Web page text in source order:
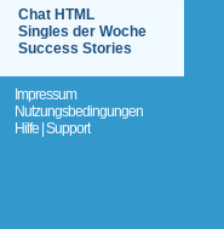
Chat HTML
Singles der Woche
Success Stories
Impressum
Nutzungsbedingungen
Hilfe | Support